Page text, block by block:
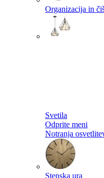
Organizacija in
Svetila
Odprite meni
Notranja
Stenska ura